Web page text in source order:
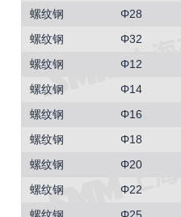
螺纹钢
Φ28
螺纹钢
Φ32
螺纹钢
Φ12
螺纹钢
Φ14
螺纹钢
Φ16
螺纹钢
Φ18
螺纹钢
Φ20
螺纹钢
Φ22